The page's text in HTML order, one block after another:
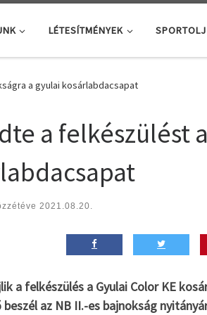
LÉTESÍTMÉNYEK
a gyulai kosárlabdacsapat
a felkészülést
2021.08.20.
a felkészülés a Gyulai Color KE
az NB II.-es bajnokság